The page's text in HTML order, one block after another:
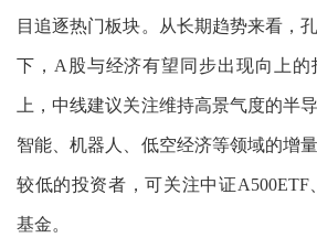
目追逐热门板块。从长期趋势来看，
下，A股与经济有望同步出现向上的
上，中线建议关注维持高景气度的半
智能、机器人、低空经济等领域的增
较低的投资者，可关注中证A500ETF
基金。